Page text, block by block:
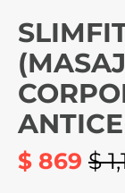
$ 869 $
Precio